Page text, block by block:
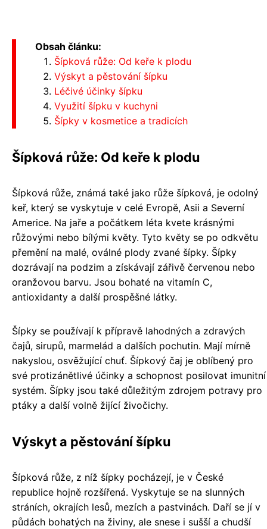
Obsah článku:
Šípková růže: Od keře k plodu
Výskyt a pěstování šípku
Léčivé účinky šípku
Využití šípku v kuchyni
Šípky v kosmetice a tradicích
Šípková růže: Od keře k plodu
Šípková růže, známá také jako růže šípková, je odolný
keř, který se vyskytuje v celé Evropě, Asii a Severní
Americe. Na jaře a počátkem léta kvete krásnými
růžovými nebo bílými květy. Tyto květy se po odkvětu
přemění na malé, oválné plody zvané šípky. Šípky
dozrávají na podzim a získávají zářivě červenou nebo
oranžovou barvu. Jsou bohaté na vitamín C,
antioxidanty a další prospěšné látky.
Šípky se používají k přípravě lahodných a zdravých
čajů, sirupů, marmelád a dalších pochutin. Mají mírně
nakyslou, osvěžující chuť. Šípkový čaj je oblíbený pro
své protizánětlivé účinky a schopnost posilovat imunitní
systém. Šípky jsou také důležitým zdrojem potravy pro
ptáky a další volně žijící živočichy.
Výskyt a pěstování šípku
Šípková růže, z níž šípky pocházejí, je v České
republice hojně rozšířená. Vyskytuje se na slunných
stráních, okrajích lesů, mezích a pastvinách. Daří se jí v
půdách bohatých na živiny, ale snese i sušší a chudší